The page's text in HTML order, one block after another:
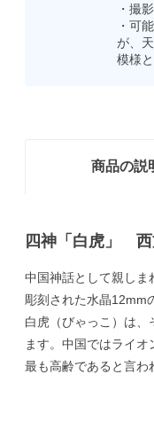
・撮
・可
が、
模様
商品の説
四神「白虎」 西
中国神話として親し
彫刻された水晶12mm
白虎（びゃっこ）は
ます。中国ではライ
最も高齢であると言わ